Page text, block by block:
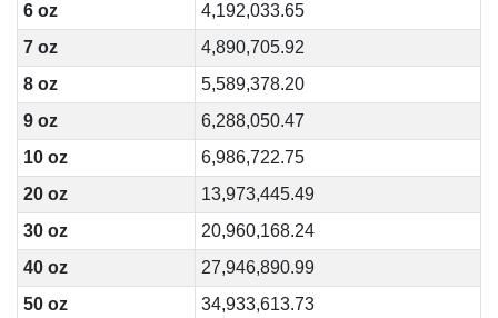
6 oz
4,192,033.65
7 oz
4,890,705.92
8 oz
5,589,378.20
9 oz
6,288,050.47
10 oz
6,986,722.75
20 oz
13,973,445.49
30 oz
20,960,168.24
40 oz
27,946,890.99
50 oz
34,933,613.73